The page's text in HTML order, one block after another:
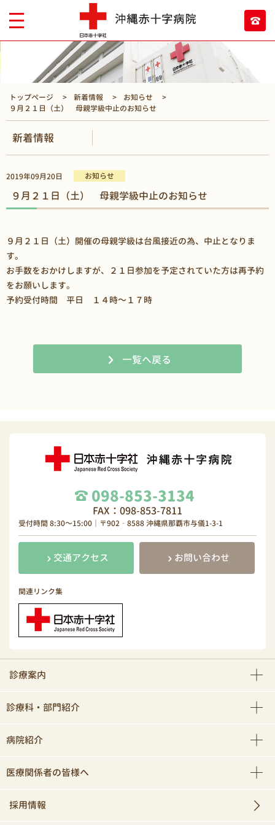
トップページ 新着情報
お知らせ
９月２１日（土） 母親学級中止のお知らせ
新着情報
2019年09月20日 お知らせ
９月２１日（土） 母親学級中止のお知らせ
９月２１日（土）開催の母親学級は台風接近の為、中止となりま
す。
お手数をおかけしますが、２１日参加を予定されていた方は再予約
をお願いします。
予約受付時間 平日 １４時～１７時
一覧へ戻る
098-853-3134
FAX：098-853-7811
受付時間 8:30～15:00｜〒902‐8588 沖縄県那覇市与儀1-3-1
交通アクセス お問い合わせ
関連リンク集
診療案内
診療科・部門紹介
病院紹介
医療関係者の皆様へ
採用情報